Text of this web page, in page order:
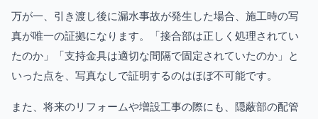
万が一、引き渡し後に漏水事故が発生した場合、施工時の写
真が唯一の証拠になります。「接合部は正しく処理されてい
たのか」「支持金具は適切な間隔で固定されていたのか」と
いった点を、写真なしで証明するのはほぼ不可能です。
また、将来のリフォームや増設工事の際にも、隠蔽部の配管